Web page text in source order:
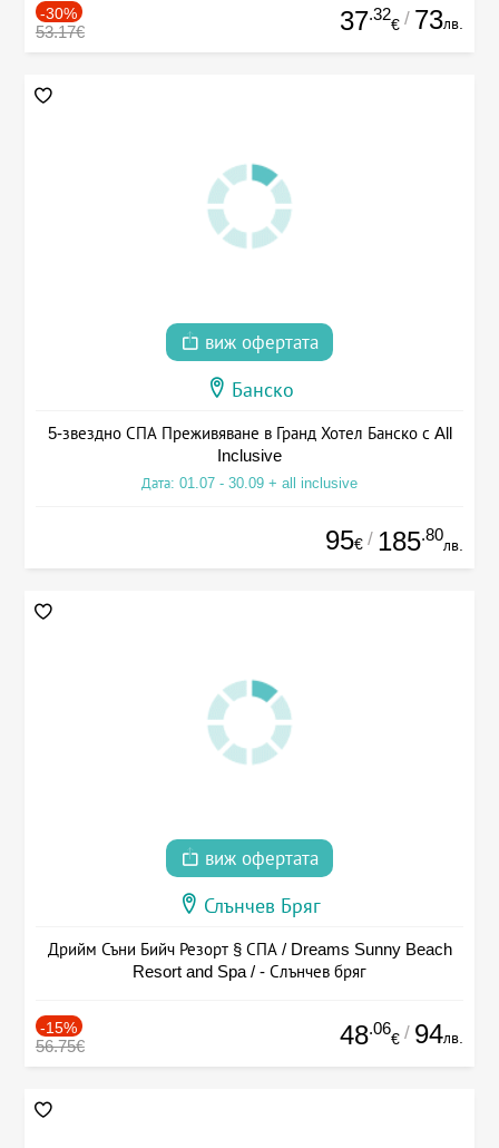
-30%
53.17€ 37.32
€ / 73лв.
виж офертата
Банско
5-звездно СПА Преживяване в Гранд Хотел Банско с All
Inclusive
Дата: 01.07 - 30.09 + all inclusive
95€ / 185.80
лв.
виж офертата
Слънчев Бряг
Дрийм Съни Бийч Резорт § СПА / Dreams Sunny Beach
Resort and Spa / - Слънчев бряг
-15%
56.75€ 48.06
€ / 94лв.